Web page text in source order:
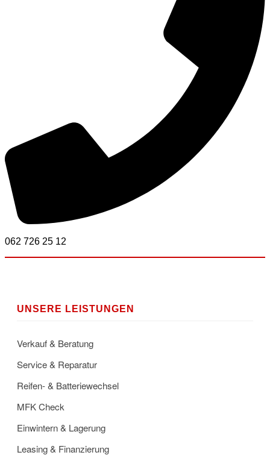
062 726 25 12
UNSERE LEISTUNGEN
Verkauf & Beratung
Service & Reparatur
Reifen- & Batteriewechsel
MFK Check
Einwintern & Lagerung
Leasing & Finanzierung